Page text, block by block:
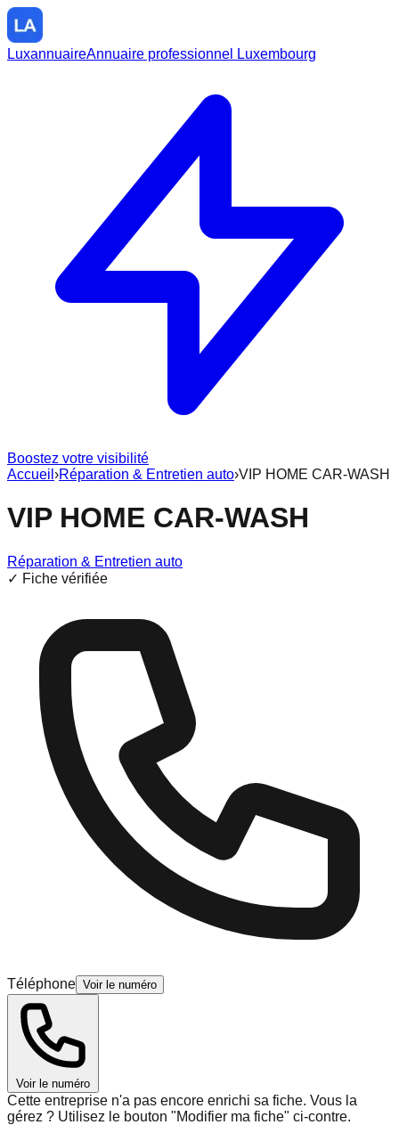
LuxannuaireAnnuaire professionnel Luxembourg
Boostez votre visibilité
Accueil ›Réparation & Entretien auto›VIP HOME CAR-WASH
VIP HOME CAR-WASH
Réparation & Entretien auto
✓ Fiche vérifiée
Téléphone Voir le numéro
Voir le numéro
Cette entreprise n'a pas encore enrichi sa fiche. Vous la
gérez ? Utilisez le bouton "Modifier ma fiche" ci-contre.